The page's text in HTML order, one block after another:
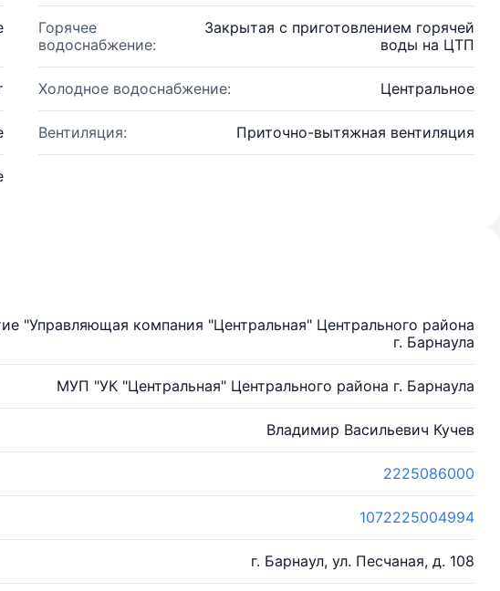
Горячее
водоснабжение:
Закрытая с приготовлением горячей
воды на ЦТП
Холодное водоснабжение: Центральное
Вентиляция: Приточно-вытяжная вентиляция
"Управляющая компания "Центральная" Центрального района
г. Барнаула
МУП "УК "Центральная" Центрального района г. Барнаула
Владимир Васильевич Кучев
2225086000
1072225004994
г. Барнаул, ул. Песчаная, д. 108